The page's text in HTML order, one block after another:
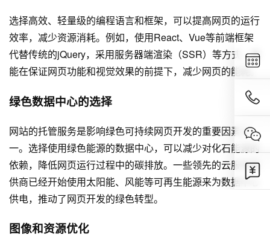
选择高效、轻量级的编程语言和框架，可以提高网页的运行
效率，减少资源消耗。例如，使用React、Vue等前端框架
代替传统的jQuery，采用服务器端渲染（SSR）等方式，都
能在保证网页功能和视觉效果的前提下，减少网页的能耗。
绿色数据中心的选择
网站的托管服务是影响绿色可持续网页开发的重要因素之
一。选择使用绿色能源的数据中心，可以减少对化石能源的
依赖，降低网页运行过程中的碳排放。一些领先的云服务提
供商已经开始使用太阳能、风能等可再生能源来为数据中心
供电，推动了网页开发的绿色转型。
图像和资源优化